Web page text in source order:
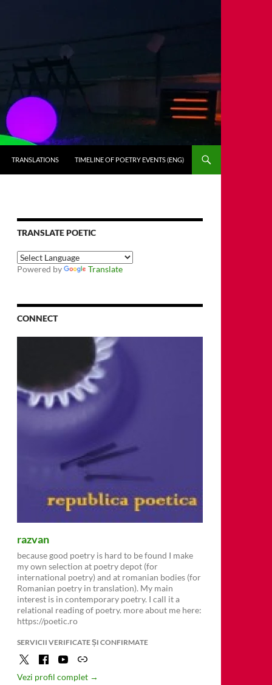
TRANSLATIONS TIMELINE OF POETRY EVENTS (ENG)
TRANSLATE POETIC
Powered by Translate
CONNECT
razvan
because good poetry is hard to be found I make
my own selection at poetry depot (for
international poetry) and at romanian bodies (for
Romanian poetry in translation). My main
interest is in contemporary poetry. I call it a
relational reading of poetry. more about me here:
https://poetic.ro
SERVICII VERIFICATE ȘI CONFIRMATE
Vezi profil complet →